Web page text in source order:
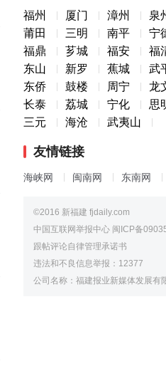
福州 厦门 漳州 泉
莆田
三明 南平 宁
福鼎
芗城 福安 福
东山
新罗 蕉城 武
东侨
鼓楼 周宁 龙
长泰
荔城 宁化 思
三元
海沧 武夷山
友情链接
海峡网 闽南网 东南网
©2016 新福建 fjdaily.com
中国互联网举报中心 闽ICP备
跟帖评论自律管理承诺书
违法和不良信息举报：12377
公司名称：福建报业新媒体发展有